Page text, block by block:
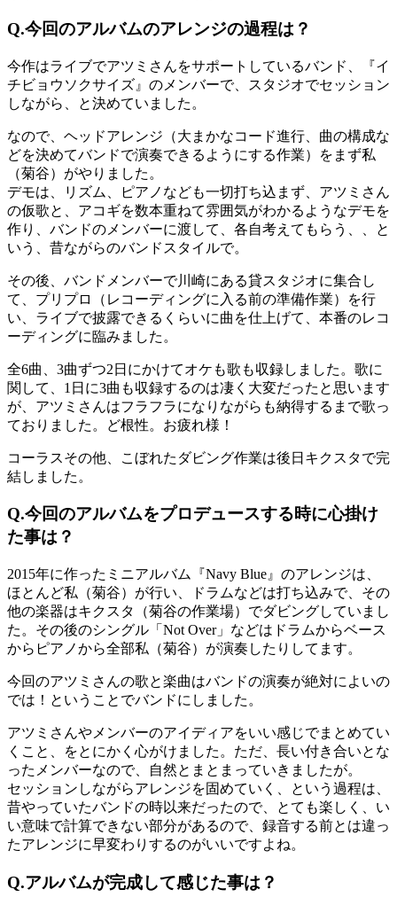
Q.今回のアルバムのアレンジの過程は？
今作はライブでアツミさんをサポートしているバンド、『イ
チビョウソクサイズ』のメンバーで、スタジオでセッション
しながら、と決めていました。
なので、ヘッドアレンジ（大まかなコード進行、曲の構成な
どを決めてバンドで演奏できるようにする作業）をまず私
（菊谷）がやりました。
デモは、リズム、ピアノなども一切打ち込まず、アツミさん
の仮歌と、アコギを数本重ねて雰囲気がわかるようなデモを
作り、バンドのメンバーに渡して、各自考えてもらう、、と
いう、昔ながらのバンドスタイルで。
その後、バンドメンバーで川崎にある貸スタジオに集合し
て、プリプロ（レコーディングに入る前の準備作業）を行
い、ライブで披露できるくらいに曲を仕上げて、本番のレコ
ーディングに臨みました。
全6曲、3曲ずつ2日にかけてオケも歌も収録しました。歌に
関して、1日に3曲も収録するのは凄く大変だったと思います
が、アツミさんはフラフラになりながらも納得するまで歌っ
ておりました。ど根性。お疲れ様！
コーラスその他、こぼれたダビング作業は後日キクスタで完
結しました。
Q.今回のアルバムをプロデュースする時に心掛け
た事は？
2015年に作ったミニアルバム『Navy Blue』のアレンジは、
ほとんど私（菊谷）が行い、ドラムなどは打ち込みで、その
他の楽器はキクスタ（菊谷の作業場）でダビングしていまし
た。その後のシングル「Not Over」などはドラムからベース
からピアノから全部私（菊谷）が演奏したりしてます。
今回のアツミさんの歌と楽曲はバンドの演奏が絶対によいの
では！ということでバンドにしました。
アツミさんやメンバーのアイディアをいい感じでまとめてい
くこと、をとにかく心がけました。ただ、長い付き合いとな
ったメンバーなので、自然とまとまっていきましたが。
セッションしながらアレンジを固めていく、という過程は、
昔やっていたバンドの時以来だったので、とても楽しく、い
い意味で計算できない部分があるので、録音する前とは違っ
たアレンジに早変わりするのがいいですよね。
Q.アルバムが完成して感じた事は？